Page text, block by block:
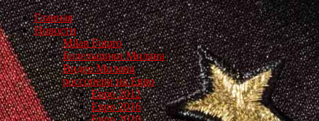
Главная
Новости
Milan Futuro
Болельщики Милана
Видео Милана
россонери на Евро
Евро 2012
Евро 2016